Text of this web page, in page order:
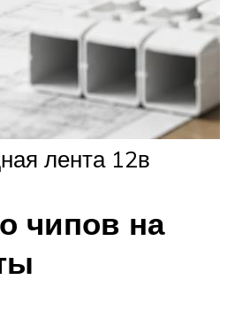
лента 12в
чипов на